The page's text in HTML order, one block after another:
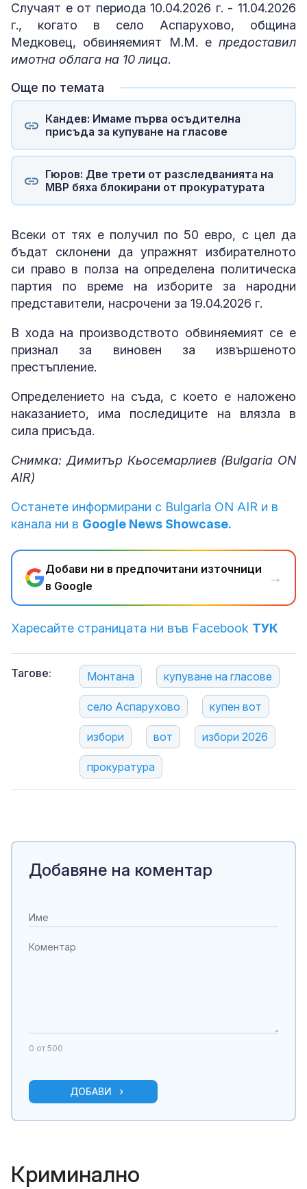
Случаят е от периода 10.04.2026 г. - 11.04.2026
г., когато в село Аспарухово, община
Медковец, обвиняемият М.М. е предоставил
имотна облага на 10 лица.
Още по темата
Кандев: Имаме първа осъдителна
присъда за купуване на гласове
Гюров: Две трети от разследванията на
МВР бяха блокирани от прокуратурата
Всеки от тях е получил по 50 евро, с цел да
бъдат склонени да упражнят избирателното
си право в полза на определена политическа
партия по време на изборите за народни
представители, насрочени за 19.04.2026 г.
В хода на производството обвиняемият се е
признал за виновен за извършеното
престъпление.
Определението на съда, с което е наложено
наказанието, има последиците на влязла в
сила присъда.
Снимка: Димитър Кьосемарлиев (Bulgaria ON
AIR)
Останете информирани с Bulgaria ON AIR и в
канала ни в Google News Showcase.
Добави ни в предпочитани източници
в Google
→
Харесайте страницата ни във Facebook ТУК
Тагове: Монтана купуване на гласове
село Аспарухово купен вот
избори вот избори 2026
прокуратура
Добавяне на коментар
0 от 500
ДОБАВИ
Криминално